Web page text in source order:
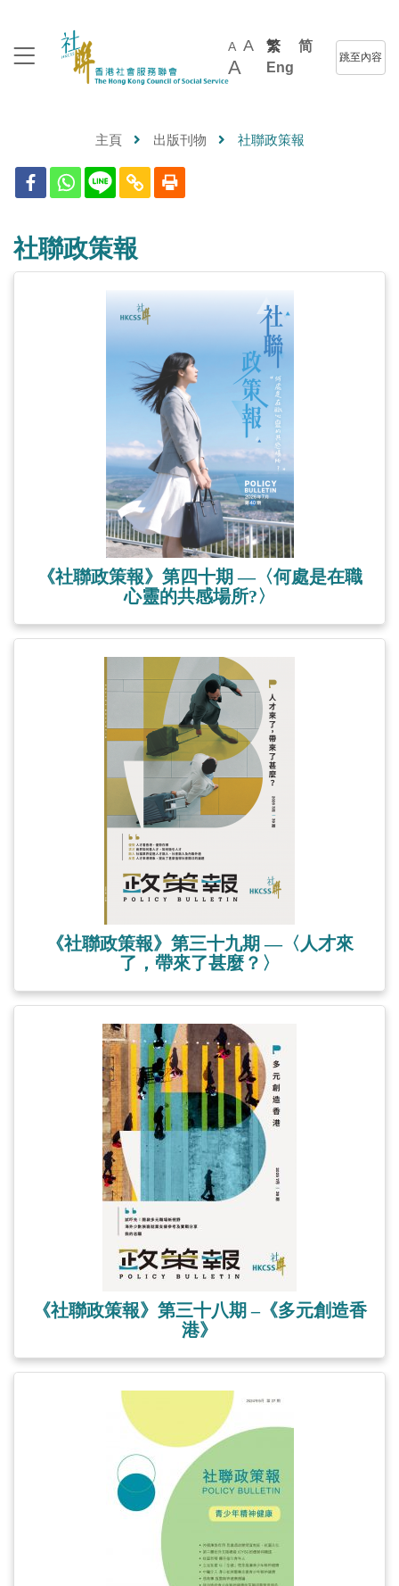
A A
A
繁
简
Eng
跳至內容
主頁 出版刊物 社聯政策報
社聯政策報
《社聯政策報》第四十期 —〈何處是在職
心靈的共感場所?〉
《社聯政策報》第三十九期 —〈人才來
了，帶來了甚麼？〉
《社聯政策報》第三十八期 –《多元創造香
港》